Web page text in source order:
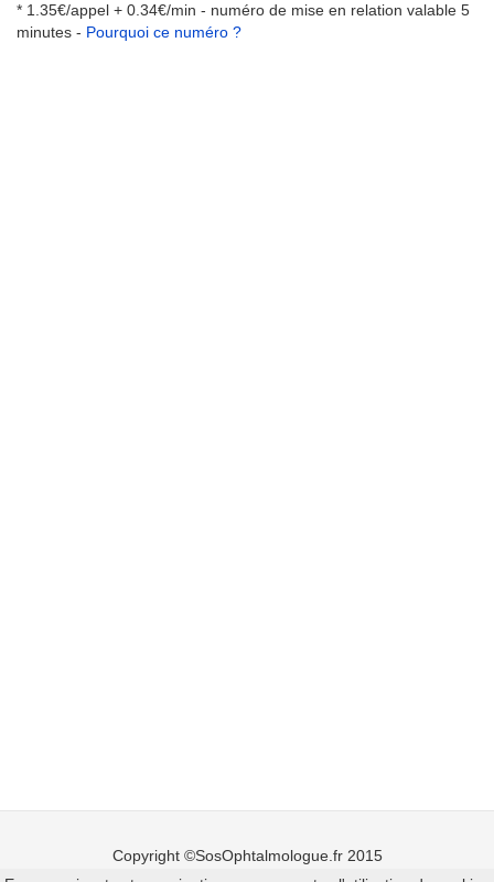
* 1.35€/appel + 0.34€/min - numéro de mise en relation valable 5
minutes - Pourquoi ce numéro ?
Copyright ©SosOphtalmologue.fr 2015